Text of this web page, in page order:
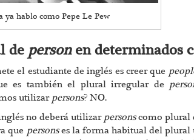
ya hablo como Pepe Le Pew
de personen determinados
el estudiante de inglés es creer que
es también el plural irregular de
utilizarpersons? NO.
no deberá utilizarpersonscomo plural
que personses la forma habitual del plural